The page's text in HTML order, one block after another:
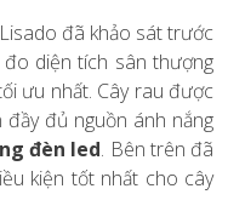
đã khảo sát trước
đo diện tích sân thượng
ưu nhất. Cây rau được
đủ nguồn ánh nắng
đèn led. Bên trên đã
kiện tốt nhất cho cây